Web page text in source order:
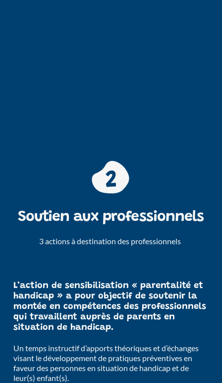
Soutien aux professionnels
3 actions à destination des professionnels
L’action de sensibilisation « parentalité et
handicap » a pour objectif de soutenir la
montée en compétences des professionnels
qui travaillent auprès de parents en
situation de handicap.
Un temps instructif d’apports théoriques et d’échanges
visant le développement de pratiques préventives en
faveur des personnes en situation de handicap et de
leur(s) enfant(s).